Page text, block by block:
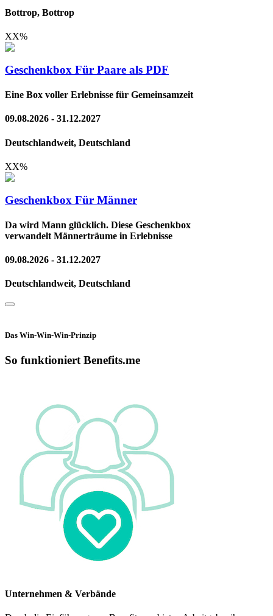
Bottrop, Bottrop
XX%
Geschenkbox Für Paare als PDF
Eine Box voller Erlebnisse für Gemeinsamzeit
09.08.2026 - 31.12.2027
Deutschlandweit, Deutschland
XX%
Geschenkbox Für Männer
Da wird Mann glücklich. Diese Geschenkbox
verwandelt Männerträume in Erlebnisse
09.08.2026 - 31.12.2027
Deutschlandweit, Deutschland
Das Win-Win-Win-Prinzip
So funktioniert Benefits.me
Unternehmen & Verbände